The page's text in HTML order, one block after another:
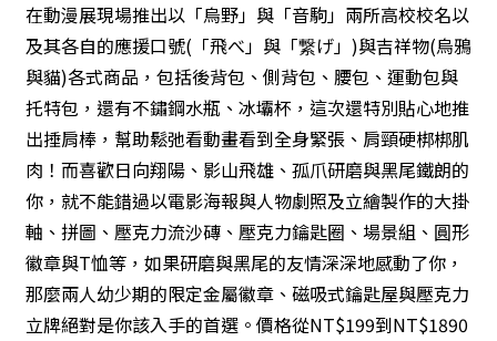
在動漫展現場推出以「烏野」與「音駒」兩所高校校名以
及其各自的應援口號(「飛べ」與「繋げ」)與吉祥物(烏鴉
與貓)各式商品，包括後背包、側背包、腰包、運動包與
托特包，還有不鏽鋼水瓶、冰壩杯，這次還特別貼心地推
出捶肩棒，幫助鬆弛看動畫看到全身緊張、肩頸硬梆梆肌
肉！而喜歡日向翔陽、影山飛雄、孤爪研磨與黑尾鐵朗的
你，就不能錯過以電影海報與人物劇照及立繪製作的大掛
軸、拼圖、壓克力流沙磚、壓克力鑰匙圈、場景組、圓形
徽章與T恤等，如果研磨與黑尾的友情深深地感動了你，
那麼兩人幼少期的限定金屬徽章、磁吸式鑰匙屋與壓克力
立牌絕對是你該入手的首選。價格從NT$199到NT$1890